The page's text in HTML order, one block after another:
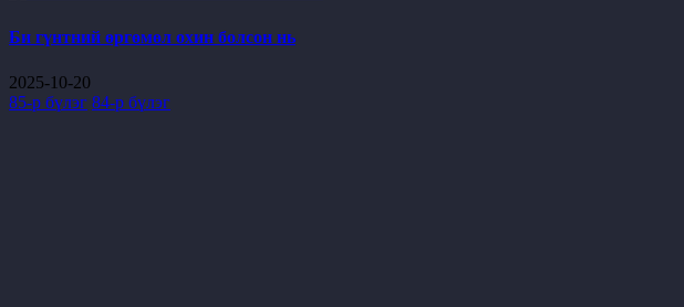
Би гүнтний өргөмөл охин болсон нь
2025-10-20
85-р бүлэг 84-р бүлэг